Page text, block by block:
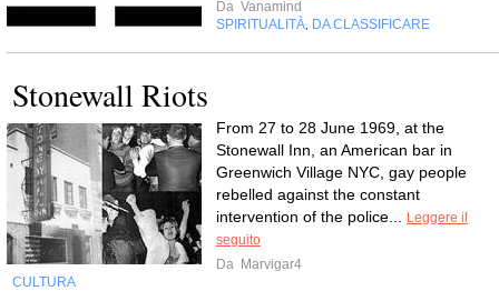
Da Vanamind
SPIRITUALITÀ DA CLASSIFICARE
Stonewall Riots
From 27 to 28 June 1969, at the
Stonewall Inn, an American bar in
Greenwich Village NYC, gay people
rebelled against the constant
intervention of the police...
Leggere il
seguito
Da Marvigar4
CULTURA